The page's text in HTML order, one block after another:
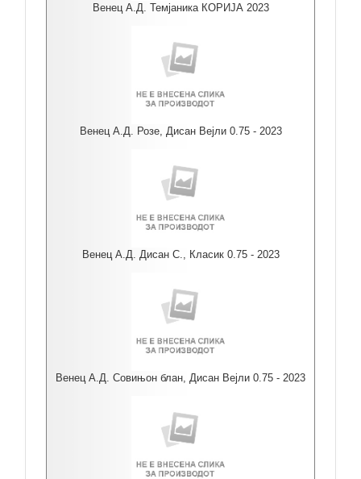
Венец А.Д. Темјаника КОРИЈА 2023
Венец А.Д. Розе, Дисан Вејли 0.75 - 2023
Венец А.Д. Дисан С., Класик 0.75 - 2023
Венец А.Д. Совињон блан, Дисан Вејли 0.75 - 2023